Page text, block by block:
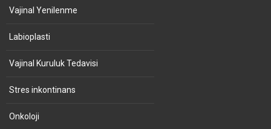
Vajinal Yenilenme
Labioplasti
Vajinal Kuruluk Tedavisi
Stres inkontinans
Onkoloji